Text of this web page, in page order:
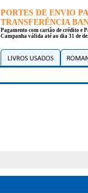
PORTES DE ENVIO
TRANSFERÊNCIA
Pagamento com cartão de crédito e
Campanha válida até ao dia 31 de